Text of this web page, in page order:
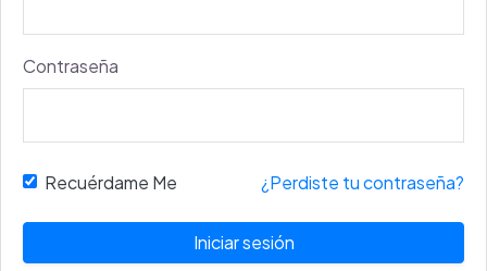
Contraseña
Recuérdame Me ¿Perdiste tu contraseña?
Iniciar sesión